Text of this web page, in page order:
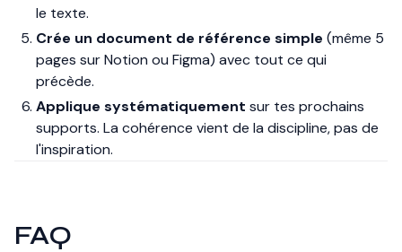
le texte.
Crée un document de référence simple (même 5
pages sur Notion ou Figma) avec tout ce qui
précède.
Applique systématiquement sur tes prochains
supports. La cohérence vient de la discipline, pas de
l'inspiration.
FAQ